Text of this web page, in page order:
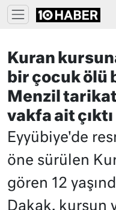
Kuran
bir çocuk ölü
Menzil
vakfa ait çıktı
Eyyübiye'de
öne sürülen
gören 12
Dakak, kursun